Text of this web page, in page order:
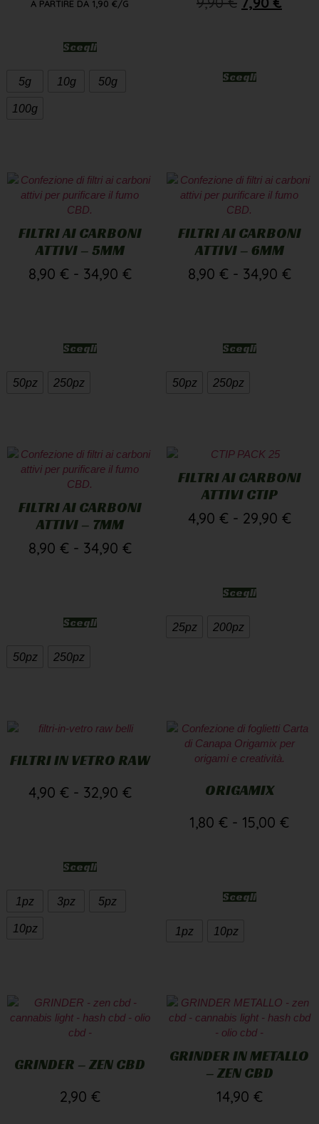
A PARTIRE DA 1,90 €/G
Scegli
5g 10g 50g
100g
Scegli
FILTRI AI CARBONI
ATTIVI – 5MM
8,90 € - 34,90 €
Scegli
50pz 250pz
FILTRI AI CARBONI
ATTIVI – 6MM
8,90 € - 34,90 €
Scegli
50pz 250pz
FILTRI AI CARBONI
ATTIVI – 7MM
8,90 € - 34,90 €
Scegli
50pz 250pz
FILTRI AI CARBONI
ATTIVI CTIP
4,90 € - 29,90 €
Scegli
25pz 200pz
FILTRI IN VETRO RAW
4,90 € - 32,90 €
Scegli
1pz 3pz 5pz
10pz
ORIGAMIX
1,80 € - 15,00 €
Scegli
1pz 10pz
GRINDER – ZEN CBD
2,90 €
GRINDER IN METALLO
– ZEN CBD
14,90 €